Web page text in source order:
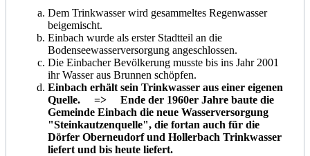
Dem Trinkwasser wird gesammeltes Regenwasser
beigemischt.
Einbach wurde als erster Stadtteil an die
Bodenseewasserversorgung angeschlossen.
Die Einbacher Bevölkerung musste bis ins Jahr 2001
ihr Wasser aus Brunnen schöpfen.
Einbach erhält sein Trinkwasser aus einer eigenen
Quelle. => Ende der 1960er Jahre baute die
Gemeinde Einbach die neue Wasserversorgung
"Steinkautzenquelle", die fortan auch für die
Dörfer Oberneudorf und Hollerbach Trinkwasser
liefert und bis heute liefert.